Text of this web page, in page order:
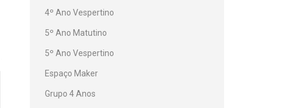
4º Ano Vespertino
5º Ano Matutino
5º Ano Vespertino
Espaço Maker
Grupo 4 Anos